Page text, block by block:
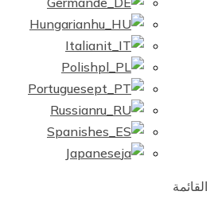
Hungarian
Italian
Polish
Portuguese
Russian
Spanish
Japanese
القائمة